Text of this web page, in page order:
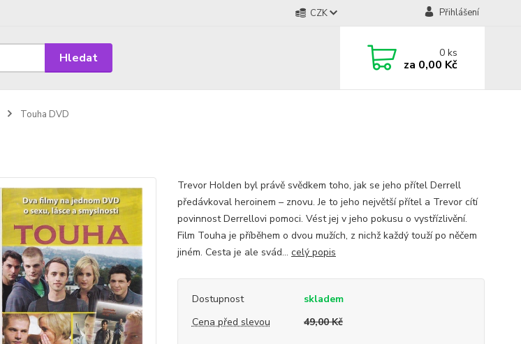
CZK Přihlášení
Hledat 0ks
za 0,00 Kč
Touha DVD
Trevor Holden byl právě svědkem toho, jak se jeho přítel Derrell
předávkoval heroinem – znovu. Je to jeho největší přítel a Trevor cítí
povinnost Derrellovi pomoci. Vést jej v jeho pokusu o vystřízlivění.
Film Touha je příběhem o dvou mužích, z nichž každý touží po něčem
jiném. Cesta je ale svád... celý popis
Dostupnost
skladem
Cena před slevou
49,00 Kč